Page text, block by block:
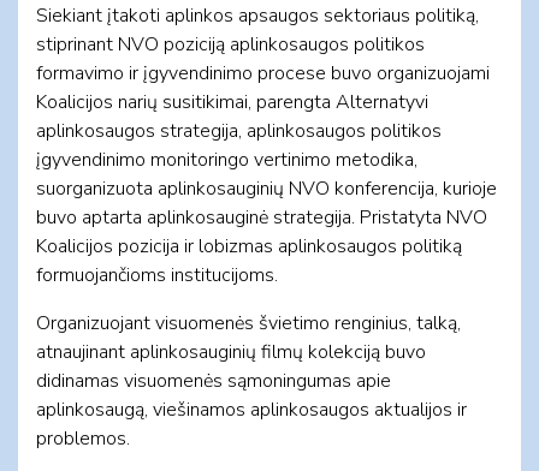
Siekiant įtakoti aplinkos apsaugos sektoriaus politiką,
stiprinant NVO poziciją aplinkosaugos politikos
formavimo ir įgyvendinimo procese buvo organizuojami
Koalicijos narių susitikimai, parengta Alternatyvi
aplinkosaugos strategija, aplinkosaugos politikos
įgyvendinimo monitoringo vertinimo metodika,
suorganizuota aplinkosauginių NVO konferencija, kurioje
buvo aptarta aplinkosauginė strategija. Pristatyta NVO
Koalicijos pozicija ir lobizmas aplinkosaugos politiką
formuojančioms institucijoms.
Organizuojant visuomenės švietimo renginius, talką,
atnaujinant aplinkosauginių filmų kolekciją buvo
didinamas visuomenės sąmoningumas apie
aplinkosaugą, viešinamos aplinkosaugos aktualijos ir
problemos.